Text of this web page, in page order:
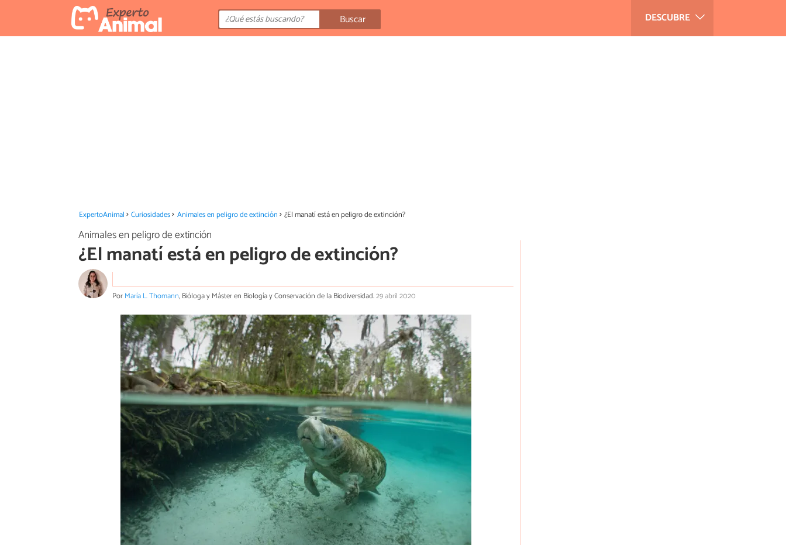
DESCUBRE
Buscar
ExpertoAnimal Curiosidades Animales en peligro de extinción ¿El manatí está en peligro de extinción?
Animales en peligro de extinción
¿El manatí está en peligro de extinción?
PorMaría L. Thomann, Bióloga y Máster en Biología y Conservación de la Biodiversidad.29 abril 2020